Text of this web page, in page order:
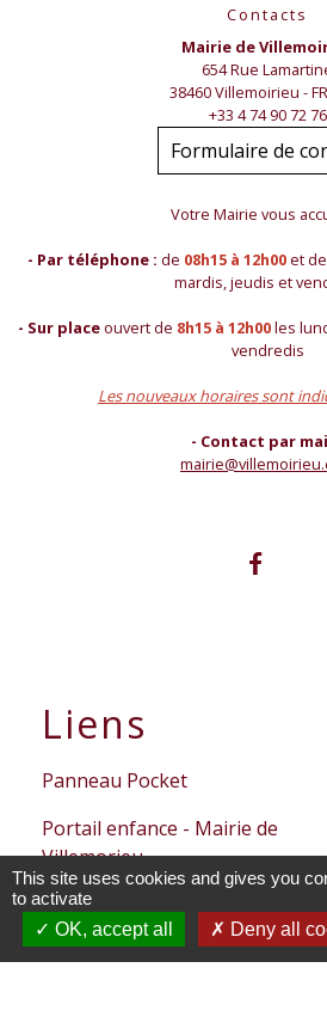
Contacts
Mairie de
654 Rue
38460 Villemoirieu -
+33 4 74 90 72 76
Formulaire de
Votre Mairie vous
- Par téléphone : de 08h15 à 12h00et de
mardis, jeudis et
- Sur placeouvert de 8h15 à 12h00les
vendredis
Les nouveaux horaires sont
- Contact par
Liens
Panneau Pocket
Portail enfance - Mairie de
Villemorieu
Mentions légales - Politique
Accessibilité - Plan du site -
This site uses cookies and gives you
to activate
OK, accept all
Deny all